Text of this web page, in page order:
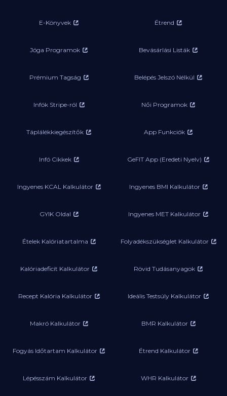
E-Könyvek Étrend
Jóga Programok Bevásárlási Listák
Prémium Tagság Belépés Jelszó Nélkül
Infók Stripe-ról Női Programok
Táplálékkiegészítők App Funkciók
Infó Cikkek GeFIT App (Eredeti Nyelv)
Ingyenes KCAL Kalkulátor Ingyenes BMI Kalkulátor
GYIK Oldal Ingyenes MET Kalkulátor
Ételek Kalóriatartalma Folyadékszükséglet Kalkulátor
Kalóriadeficit Kalkulátor Rövid Tudásanyagok
Recept Kalória Kalkulátor Ideális Testsúly Kalkulátor
Makró Kalkulátor BMR Kalkulátor
Fogyás Időtartam Kalkulátor Étrend Kalkulátor
Lépésszám Kalkulátor WHR Kalkulátor